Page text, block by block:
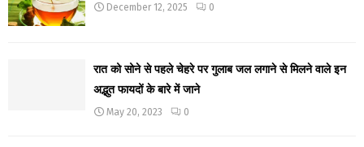
December 12, 2025 0
रात को सोने से पहले चेहरे पर गुलाब जल लगाने से मिलने वाले इन
अद्भुत फायदों के बारे में जाने
May 20, 2023 0